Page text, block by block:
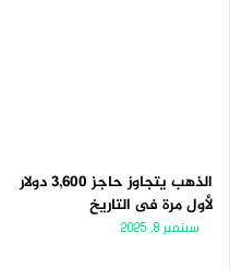
الذهب يتجاوز حاجز 3,600 دولار
لأول مرة فى التاريخ
سبتمبر 8, 2025